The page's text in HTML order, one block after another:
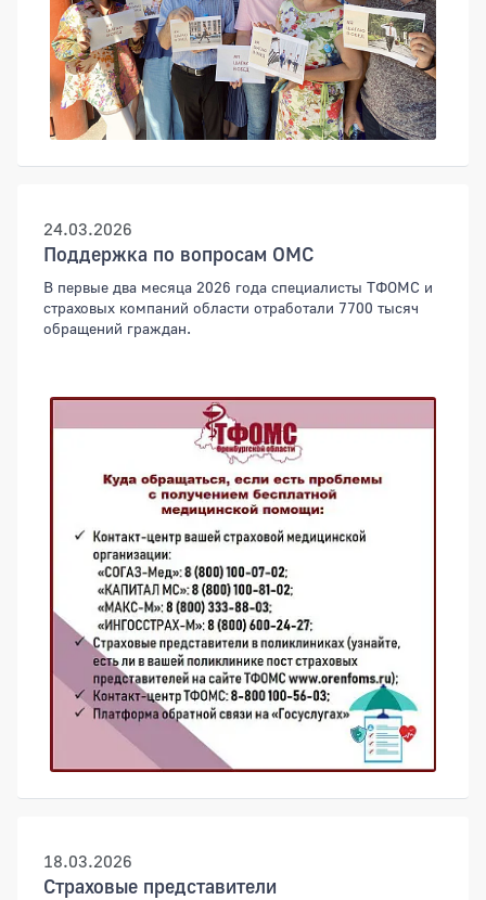
24.03.2026
Поддержка по вопросам ОМС
В первые два месяца 2026 года специалисты ТФОМС и
страховых компаний области отработали 7700 тысяч
обращений граждан.
18.03.2026
Страховые представители